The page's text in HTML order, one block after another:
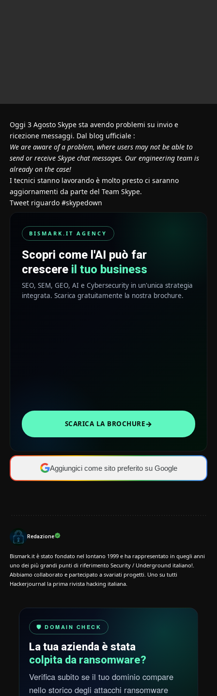
Oggi 3 Agosto Skype sta avendo problemi su invio e
ricezione messaggi. Dal blog ufficiale :
We are aware of a problem, where users may not be able to
send or receive Skype chat messages. Our engineering team is
already on the case!
I tecnici stanno lavorando è molto presto ci saranno
aggiornamenti da parte del Team Skype.
Tweet riguardo #skypedown
BISMARK.IT AGENCY
Scopri come l'AI può far
crescere il tuo business
SEO, SEM, GEO, AI e Cybersecurity in un'unica strategia
integrata. Scarica gratuitamente la nostra brochure.
SCARICA LA BROCHURE→
Aggiungici come sito preferito su Google
Redazione
Bismark.it è stato fondato nel lontano 1999 e ha rappresentato in quegli anni
uno dei più grandi punti di riferimento Security / Underground italiano!.
Abbiamo collaborato e partecipato a svariati progetti. Uno su tutti
Hackerjournal la prima rivista hacking italiana.
🛡️ DOMAIN CHECK
La tua azienda è stata
colpita da ransomware?
Verifica subito se il tuo dominio compare
nello storico degli attacchi ransomware